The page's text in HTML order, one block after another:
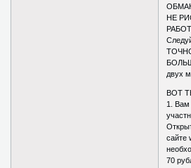
НЕ
двух
ВОТ
1. Вам
сайте
70